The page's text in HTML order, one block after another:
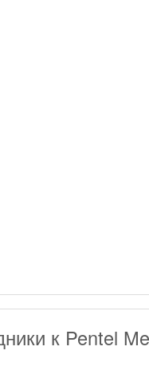
к Pentel